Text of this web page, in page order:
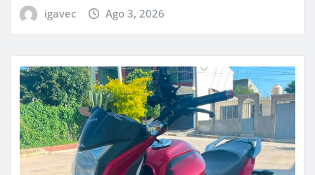
igavec Ago 3, 2026